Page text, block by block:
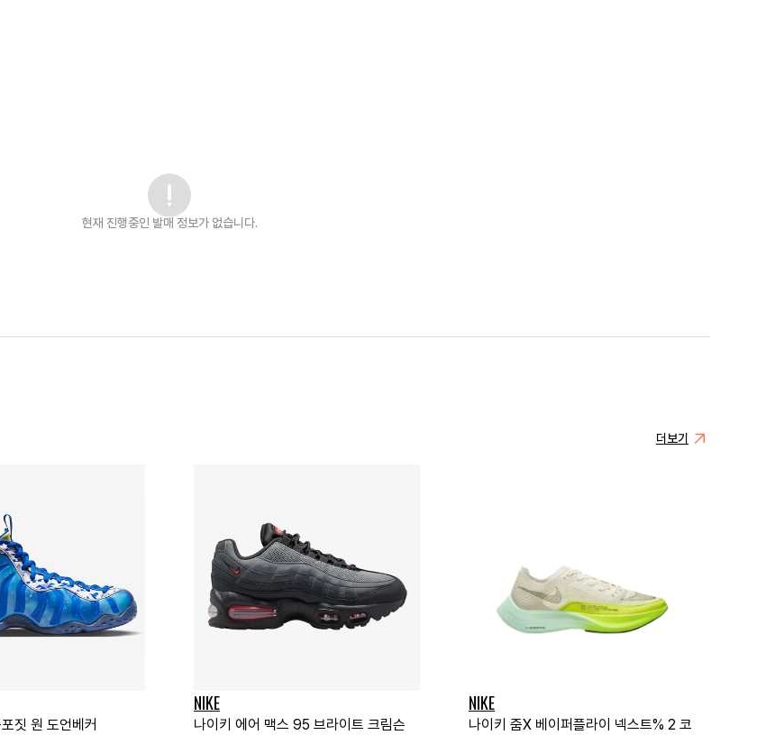
현재 진행중인 발매 정보가 없습니다.
더보기
짓 원 도언베커
NIKE
나이키 에어 맥스 95 브라이트 크림슨
NIKE
나이키 줌X 베이퍼플라이 넥스트% 2 코